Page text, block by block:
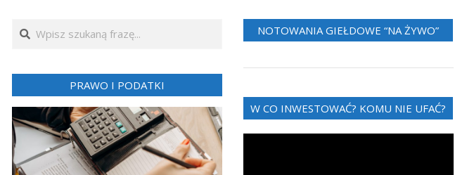
Search
PRAWO I PODATKI
NOTOWANIA GIEŁDOWE “NA ŻYWO”
W CO INWESTOWAĆ? KOMU NIE UFAĆ?